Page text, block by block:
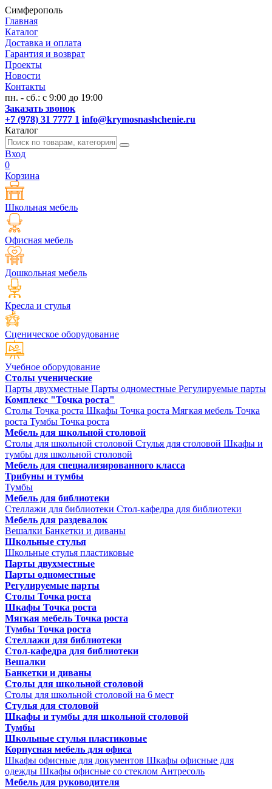
Симферополь
Главная
Каталог
Доставка и оплата
Гарантия и возврат
Проекты
Новости
Контакты
пн. - сб.: с 9:00 до 19:00
Заказать звонок
+7 (978) 31 7777 1 info@krymosnashchenie.ru
Каталог
Вход
0
Корзина
Школьная мебель
Офисная мебель
Дошкольная мебель
Кресла и стулья
Сценическое оборудование
Учебное оборудование
Столы ученические
Парты двухместные Парты одноместные Регулируемые парты
Комплекс "Точка роста"
Столы Точка роста Шкафы Точка роста Мягкая мебель Точка
роста Тумбы Точка роста
Мебель для школьной столовой
Столы для школьной столовой Стулья для столовой Шкафы и
тумбы для школьной столовой
Мебель для специализированного класса
Трибуны и тумбы
Тумбы
Мебель для библиотеки
Стеллажи для библиотеки Стол-кафедра для библиотеки
Мебель для раздевалок
Вешалки Банкетки и диваны
Школьные стулья
Школьные стулья пластиковые
Парты двухместные
Парты одноместные
Регулируемые парты
Столы Точка роста
Шкафы Точка роста
Мягкая мебель Точка роста
Тумбы Точка роста
Стеллажи для библиотеки
Стол-кафедра для библиотеки
Вешалки
Банкетки и диваны
Столы для школьной столовой
Столы для школьной столовой на 6 мест
Стулья для столовой
Шкафы и тумбы для школьной столовой
Тумбы
Школьные стулья пластиковые
Корпусная мебель для офиса
Шкафы офисные для документов Шкафы офисные для
одежды Шкафы офисные со стеклом Антресоль
Мебель для руководителя